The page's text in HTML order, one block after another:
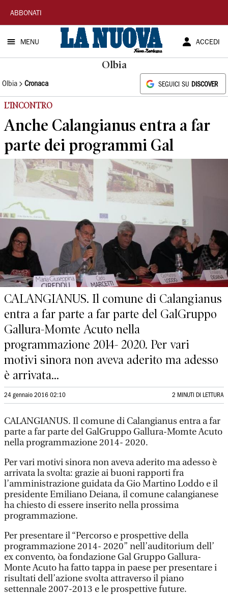
La
Nuova
Sardegna
ABBONATI
MENU ACCEDI
Olbia
Olbia Cronaca SEGUICI SU DISCOVER
L’INCONTRO
Anche Calangianus entra a far
parte dei programmi Gal
CALANGIANUS. Il comune di Calangianus
entra a far parte a far parte del GalGruppo
Gallura-Momte Acuto nella
programmazione 2014- 2020. Per vari
motivi sinora non aveva aderito ma adesso
è arrivata...
24 gennaio 2016 02:10 2 MINUTI DI LETTURA
CALANGIANUS. Il comune di Calangianus entra a far
parte a far parte del GalGruppo Gallura-Momte Acuto
nella programmazione 2014- 2020.
Per vari motivi sinora non aveva aderito ma adesso è
arrivata la svolta: grazie ai buoni rapporti fra
l’amministrazione guidata da Gio Martino Loddo e il
presidente Emiliano Deiana, il comune calangianese
ha chiesto di essere inserito nella prossima
programmazione.
Per presentare il “Percorso e prospettive della
programmazione 2014- 2020” nell’auditorium dell’
ex convento, òa fondazione Gal Gruppo Gallura-
Monte Acuto ha fatto tappa in paese per presentare i
risultati dell’azione svolta attraverso il piano
settennale 2007-2013 e le prospettive future.